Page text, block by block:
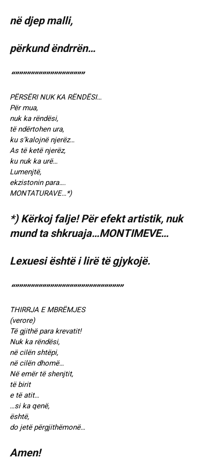
në djep malli,
përkund ëndrrën…
“””””””””””””””””””
PËRSËRI NUK KA RËNDËSI…
Për mua,
nuk ka rëndësi,
të ndërtohen ura,
ku s’kalojnë njerëz…
As të ketë njerëz,
ku nuk ka urë…
Lumenjtë,
ekzistonin para….
MONTATURAVE…*)
*) Kërkoj falje! Për efekt artistik, nuk
mund ta shkruaja…MONTIMEVE…
Lexuesi është i lirë të gjykojë.
“””””””””””””””””””””””””””””
THIRRJA E MBRËMJES
(verore)
Të gjithë para krevatit!
Nuk ka rëndësi,
në cilën shtëpi,
në cilën dhomë…
Në emër të shenjtit,
të birit
e të atit…
…si ka qenë,
është,
do jetë përgjithëmonë…
Amen!